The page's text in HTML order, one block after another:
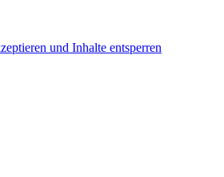
und Inhalte entsperren